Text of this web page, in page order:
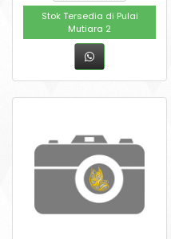
Stok Tersedia di Pulai
Mutiara 2